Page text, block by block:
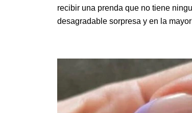
recibir una prenda que no tiene
desagradable sorpresa y en la